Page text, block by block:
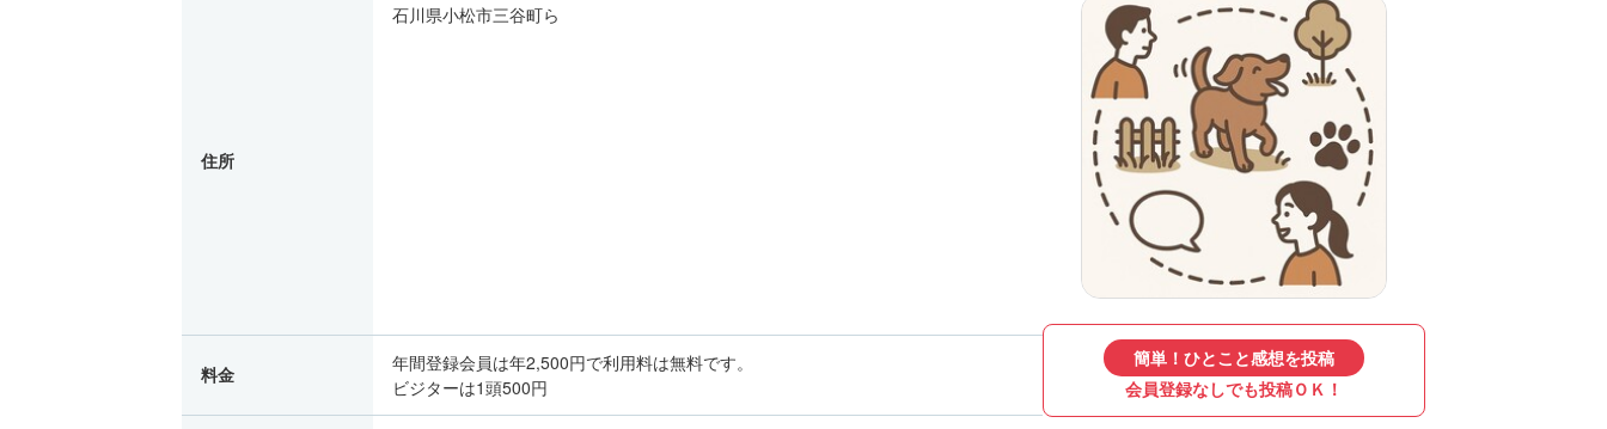
住所
石川県小松市三谷町ら
料金
年間登録会員は年2,500円で利用料は無料です。
ビジターは1頭500円
簡単！ひとこと感想を投稿
会員登録なしでも投稿ＯＫ！